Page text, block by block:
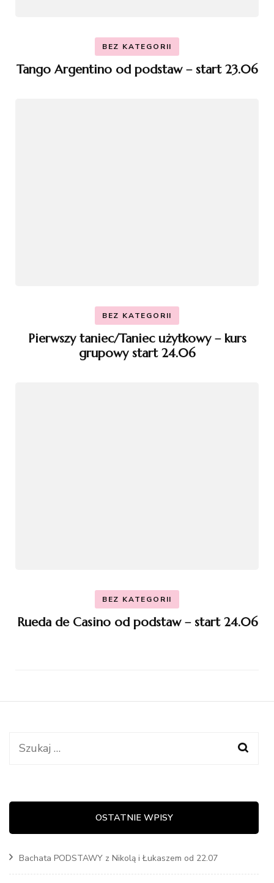
BEZ KATEGORII
Tango Argentino od podstaw – start 23.06
BEZ KATEGORII
Pierwszy taniec/Taniec użytkowy – kurs
grupowy start 24.06
BEZ KATEGORII
Rueda de Casino od podstaw – start 24.06
Szukaj:
OSTATNIE WPISY
Bachata PODSTAWY z Nikolą i Łukaszem od 22.07